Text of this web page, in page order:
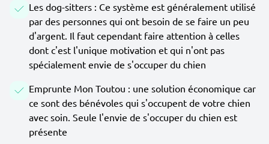
Les dog-sitters : Ce système est généralement utilisé
par des personnes qui ont besoin de se faire un peu
d'argent. Il faut cependant faire attention à celles
dont c'est l'unique motivation et qui n'ont pas
spécialement envie de s'occuper du chien
Emprunte Mon Toutou : une solution économique car
ce sont des bénévoles qui s'occupent de votre chien
avec soin. Seule l'envie de s'occuper du chien est
présente